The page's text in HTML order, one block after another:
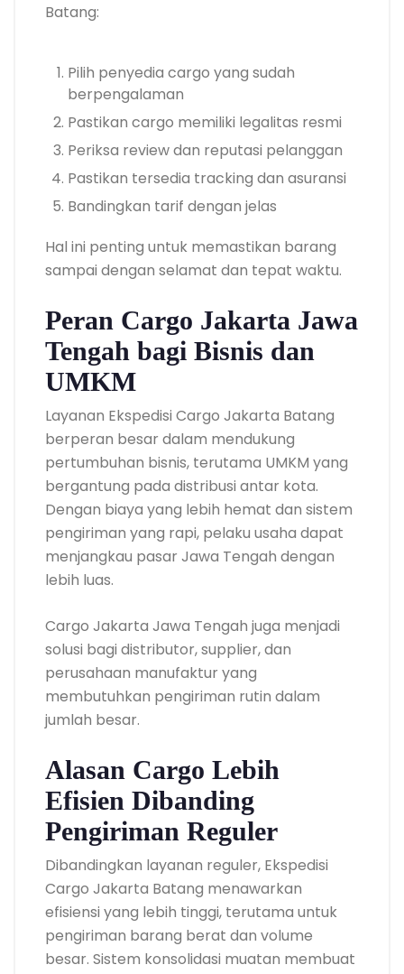
Batang:
Pilih penyedia cargo yang sudah
berpengalaman
Pastikan cargo memiliki legalitas resmi
Periksa review dan reputasi pelanggan
Pastikan tersedia tracking dan asuransi
Bandingkan tarif dengan jelas
Hal ini penting untuk memastikan barang
sampai dengan selamat dan tepat waktu.
Peran Cargo Jakarta Jawa
Tengah bagi Bisnis dan
UMKM
Layanan Ekspedisi Cargo Jakarta Batang
berperan besar dalam mendukung
pertumbuhan bisnis, terutama UMKM yang
bergantung pada distribusi antar kota.
Dengan biaya yang lebih hemat dan sistem
pengiriman yang rapi, pelaku usaha dapat
menjangkau pasar Jawa Tengah dengan
lebih luas.
Cargo Jakarta Jawa Tengah juga menjadi
solusi bagi distributor, supplier, dan
perusahaan manufaktur yang
membutuhkan pengiriman rutin dalam
jumlah besar.
Alasan Cargo Lebih
Efisien Dibanding
Pengiriman Reguler
Dibandingkan layanan reguler, Ekspedisi
Cargo Jakarta Batang menawarkan
efisiensi yang lebih tinggi, terutama untuk
pengiriman barang berat dan volume
besar. Sistem konsolidasi muatan membuat